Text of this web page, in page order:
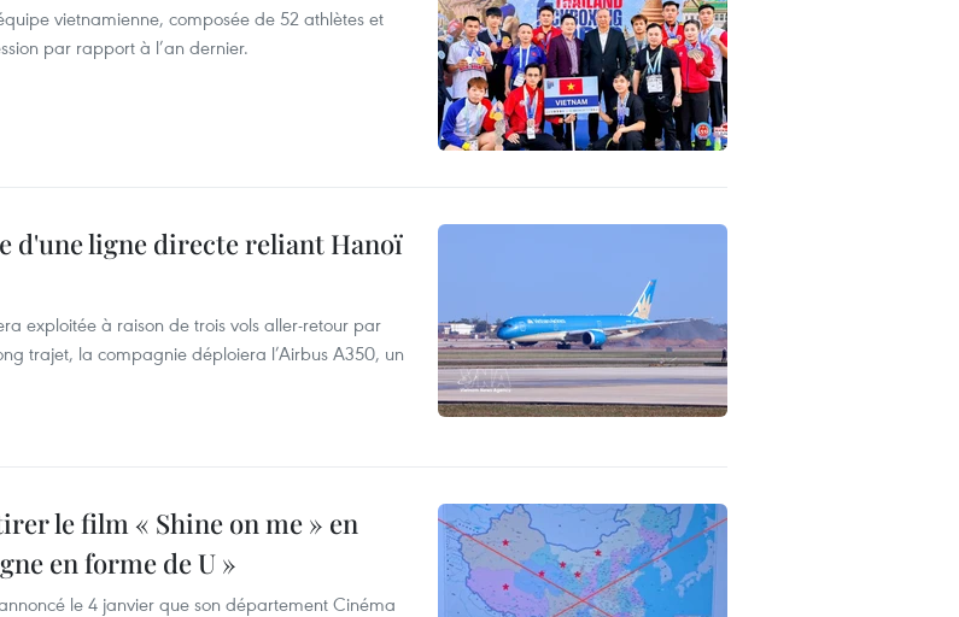
vietnamienne, composée de 52 athlètes et
par rapport à l’an dernier.
d'une ligne directe reliant Hanoï
exploitée à raison de trois vols aller-retour par
trajet, la compagnie déploiera l’Airbus A350, un
le film « Shine on me » en
en forme de U »
le 4 janvier que son département Cinéma